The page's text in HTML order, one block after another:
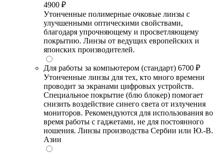
4900 ₽
Утонченные полимерные очковые линзы с
улучшенными оптическими свойствами,
благодаря упрочняющему и просветляющему
покрытию. Линзы от ведущих европейских и
японских производителей.
Для работы за компьютером (стандарт) 6700 ₽
Утонченные линзы для тех, кто много времени
проводит за экранами цифровых устройств.
Специальное покрытие (блю блокер) помогает
снизить воздействие синего света от излучения
мониторов. Рекомендуются для использования во
время работы с гаджетами, не для постоянного
ношения. Линзы производства Сербии или Ю.-В.
Азии